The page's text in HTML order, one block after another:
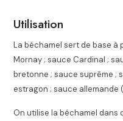
Utilisation
La béchamel sert de base à
Mornay ; sauce Cardinal ;
bretonne ; sauce suprême ;
estragon ; sauce allemande
On utilise la béchamel dans